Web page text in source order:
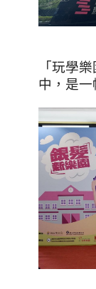
「玩學
中，是一